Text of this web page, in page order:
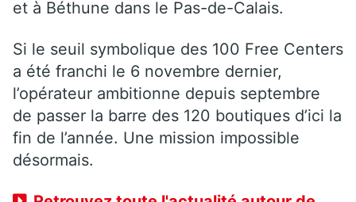
et à Béthune dans le Pas-de-Calais.
Si le seuil symbolique des 100 Free Centers
a été franchi le 6 novembre dernier,
l’opérateur ambitionne depuis septembre
de passer la barre des 120 boutiques d’ici la
fin de l’année. Une mission impossible
désormais.